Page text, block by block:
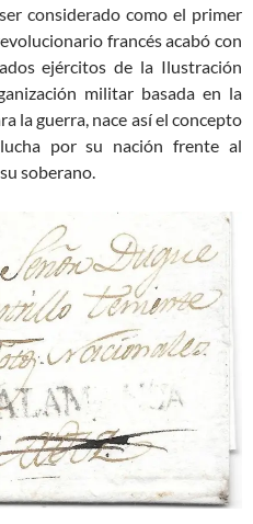
considerado como el primer
francés acabó con
ejércitos de la Ilustración
militar basada en la
la guerra, nace así el concepto
por su nación frente al
soberano.